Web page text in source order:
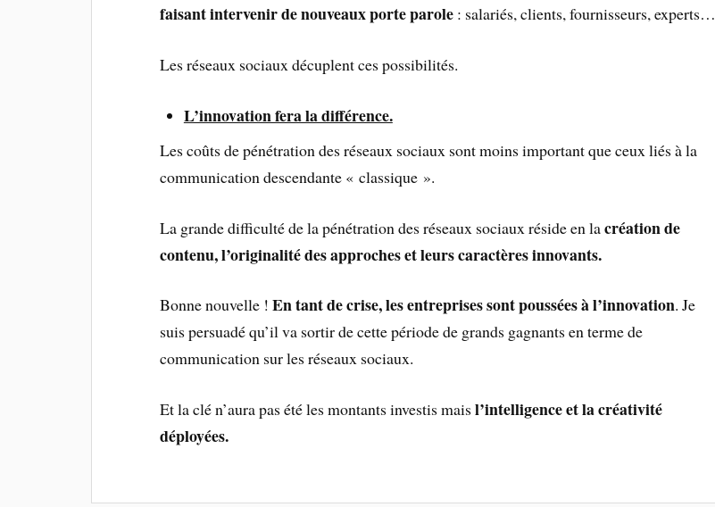
faisant intervenir de nouveaux porte parole : salariés, clients, fournisseurs, experts…
Les réseaux sociaux décuplent ces possibilités.
L’innovation fera la différence.
Les coûts de pénétration des réseaux sociaux sont moins important que ceux liés à la
communication descendante « classique ».
La grande difficulté de la pénétration des réseaux sociaux réside en lacréation de
contenu, l’originalité des approches et leurs caractères innovants.
Bonne nouvelle !En tant de crise, les entreprises sont poussées à l’innovation. Je
suis persuadé qu’il va sortir de cette période de grands gagnants en terme de
communication sur les réseaux sociaux.
Et la clé n’aura pas été les montants investis maisl’intelligence et la créativité
déployées.